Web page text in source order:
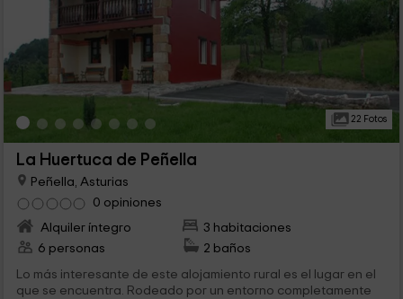
22 Fotos
La Huertuca de Peñella
Peñella, Asturias
0 opiniones
Alquiler íntegro
3 habitaciones
6 personas
2 baños
Lo más interesante de este alojamiento rural es el lugar en el
que se encuentra. Rodeado por un entorno completamente